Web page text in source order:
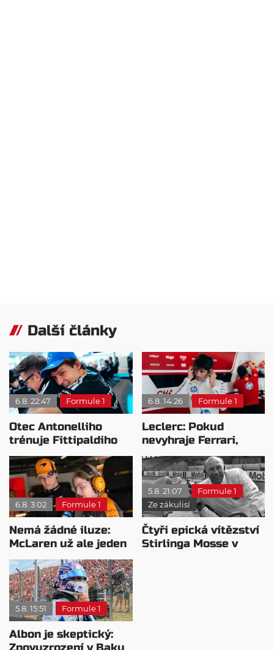
Další články
6.8. 22:47 Formule 1
Otec Antonelliho
trénuje Fittipaldiho
syna: Brazilec
vychvaluje lídra
6.8. 14:26 Formule 1
Leclerc: Pokud
nevyhraje Ferrari,
přeji titul
Antonellimu
6.8. 3:02 Formule 1
Nemá žádné iluze:
McLaren už ale jeden
návrat ze dna dokázal
5.8. 21:07
Formule 1
Ze zákulisí
Čtyři epická vítězství
Stirlinga Mosse v
5.8. 15:51 Formule 1
Albon je skeptický: